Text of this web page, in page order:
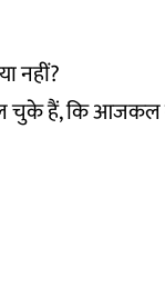
नहीं?
चुके हैं, कि